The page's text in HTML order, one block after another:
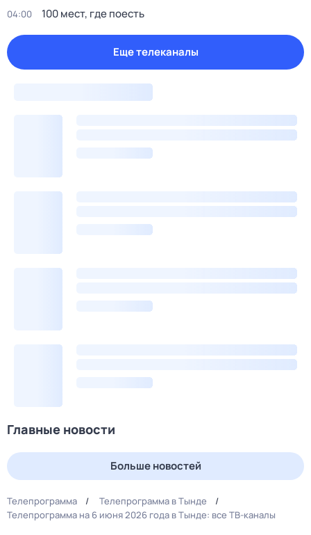
04:00 100 мест, где поесть
Еще телеканалы
Главные новости
Больше новостей
Телепрограмма
Телепрограмма в Тынде
Телепрограмма на 6 июня 2026 года в Тынде: все ТВ-каналы